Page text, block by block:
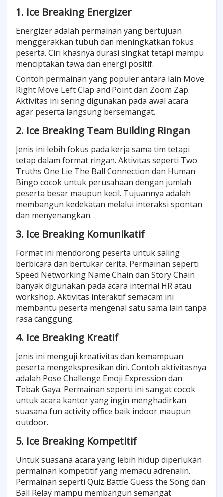
1. Ice Breaking Energizer
Energizer adalah permainan yang bertujuan
menggerakkan tubuh dan meningkatkan fokus
peserta. Ciri khasnya durasi singkat tetapi mampu
menciptakan tawa dan energi positif.
Contoh permainan yang populer antara lain Move
Right Move Left Clap and Point dan Zoom Zap.
Aktivitas ini sering digunakan pada awal acara
agar peserta langsung bersemangat.
2. Ice Breaking Team Building Ringan
Jenis ini lebih fokus pada kerja sama tim tetapi
tetap dalam format ringan. Aktivitas seperti Two
Truths One Lie The Ball Connection dan Human
Bingo cocok untuk perusahaan dengan jumlah
peserta besar maupun kecil. Tujuannya adalah
membangun kedekatan melalui interaksi spontan
dan menyenangkan.
3. Ice Breaking Komunikatif
Format ini mendorong peserta untuk saling
berbicara dan bertukar cerita. Permainan seperti
Speed Networking Name Chain dan Story Chain
banyak digunakan pada acara internal HR atau
workshop. Aktivitas interaktif semacam ini
membantu peserta mengenal satu sama lain tanpa
rasa canggung.
4. Ice Breaking Kreatif
Jenis ini menguji kreativitas dan kemampuan
peserta mengekspresikan diri. Contoh aktivitasnya
adalah Pose Challenge Emoji Expression dan
Tebak Gaya. Permainan seperti ini sangat cocok
untuk acara kantor yang ingin menghadirkan
suasana fun activity office baik indoor maupun
outdoor.
5. Ice Breaking Kompetitif
Untuk suasana acara yang lebih hidup diperlukan
permainan kompetitif yang memacu adrenalin.
Permainan seperti Quiz Battle Guess the Song dan
Ball Relay mampu membangun semangat